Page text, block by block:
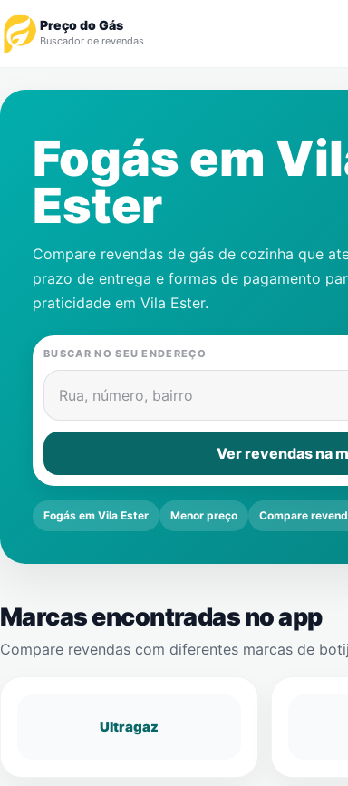
Preço do Gás
Buscador de revendas
Revendedor
Notícias
Gás
Contatos
Fogás em
Ester
Compare revendas de gás de cozinha que
prazo de entrega e formas de pagamento
praticidade em Vila Ester.
BUSCAR NO SEU ENDEREÇO
Rua, número, bairro
Ver revendas na
Fogás em Vila Ester Menor preço Compare
Marcas encontradas no app
Compare revendas com diferentes marcas de
Ultragaz